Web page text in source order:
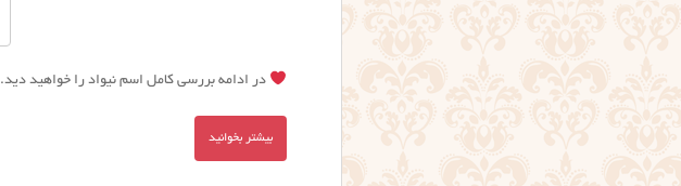
در ادامه بررسی کامل اسم نیواد را خواهید دید.
بیشتر بخوانید